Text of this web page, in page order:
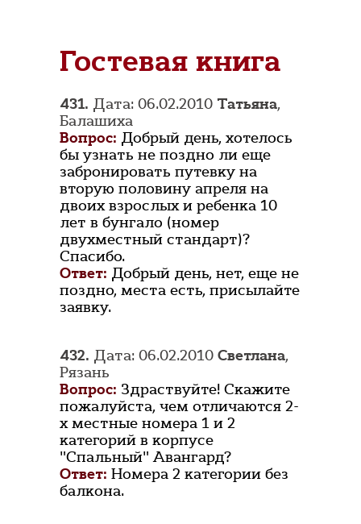
Гостевая книга
431. Дата: 06.02.2010 Татьяна,
Балашиха
Вопрос: Добрый день, хотелось
бы узнать не поздно ли еще
забронировать путевку на
вторую половину апреля на
двоих взрослых и ребенка 10
лет в бунгало (номер
двухместный стандарт)?
Спасибо.
Ответ: Добрый день, нет, еще не
поздно, места есть, присылайте
заявку.
432. Дата: 06.02.2010 Светлана,
Рязань
Вопрос: Здраствуйте! Скажите
пожалуйста, чем отличаются 2-
х местные номера 1 и 2
категорий в корпусе
"Спальный" Авангард?
Ответ: Номера 2 категории без
балкона.